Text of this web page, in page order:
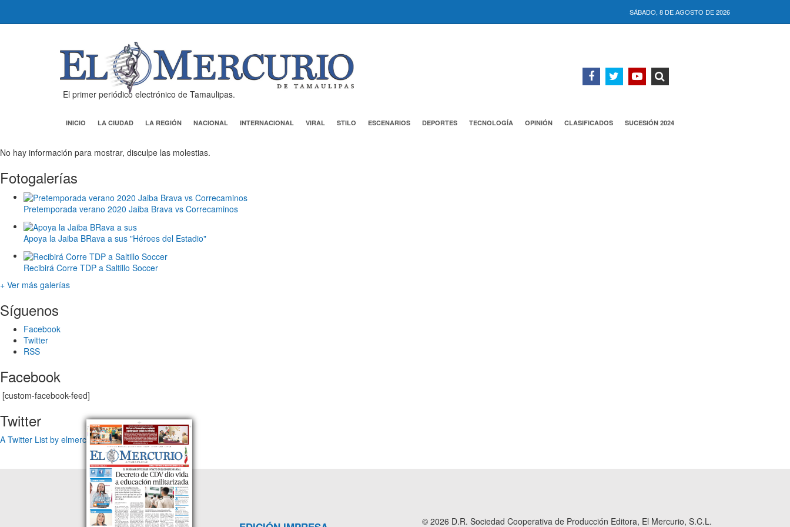
SÁBADO, 8 DE AGOSTO DE 2026
El primer periódico electrónico de Tamaulipas.
INICIO LA CIUDAD LA REGIÓN NACIONAL INTERNACIONAL VIRAL STILO ESCENARIOS DEPORTES TECNOLOGÍA OPINIÓN CLASIFICADOS SUCESIÓN 2024
No hay información para mostrar, disculpe las molestias.
Fotogalerías
Pretemporada verano 2020 Jaiba Brava vs Correcaminos
Apoya la Jaiba BRava a sus "Héroes del Estadio"
Recibirá Corre TDP a Saltillo Soccer
+ Ver más galerías
Síguenos
Facebook
Twitter
RSS
Facebook
[custom-facebook-feed]
Twitter
A Twitter List by elmercuriotam
© 2026 D.R. Sociedad Cooperativa de Producción Editora, El Mercurio, S.C.L.